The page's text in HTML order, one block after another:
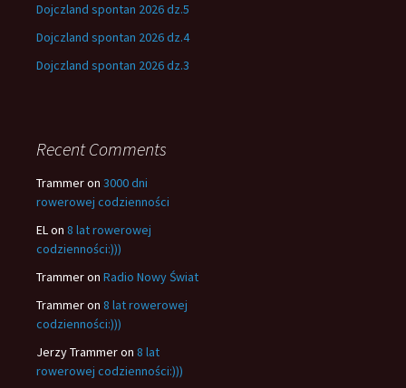
Dojczland spontan 2026 dz.5
Dojczland spontan 2026 dz.4
Dojczland spontan 2026 dz.3
Recent Comments
Trammeron 3000 dni
rowerowej codzienności
ELon 8 lat rowerowej
codzienności:)))
Trammeron Radio Nowy Świat
Trammeron 8 lat rowerowej
codzienności:)))
Jerzy Trammeron 8 lat
rowerowej codzienności:)))